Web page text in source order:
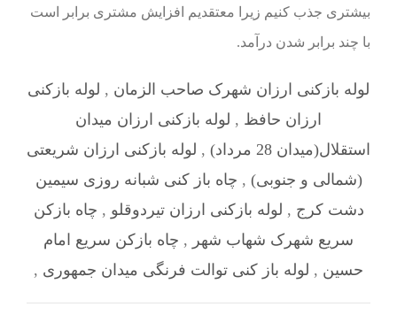
بیشتری جذب کنیم زیرا معتقدیم افزایش مشتری برابر است
با چند برابر شدن درآمد.
لوله بازکنی ارزان شهرک صاحب الزمان , لوله بازکنی
ارزان حافظ , لوله بازکنی ارزان میدان
استقلال(میدان 28 مرداد)
, لوله بازکنی ارزان شریعتی
(شمالی و جنوبی) , چاه باز کنی شبانه روزی سیمین
دشت کرج , لوله بازکنی ارزان تیردوقلو , چاه بازکن
سریع شهرک شهاب شهر , چاه بازکن سریع امام
حسین , لوله باز کنی توالت فرنگی میدان جمهوری ,